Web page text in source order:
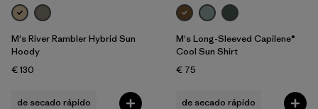
M's River Rambler Hybrid Sun
Hoody
€ 130
de secado rápido
M's Long-Sleeved Capilene®
Cool Sun Shirt
€ 75
de secado rápido